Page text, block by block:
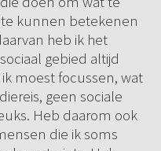
kunnen betekenen
heb ik het
gebied altijd
moest focussen, wat
geen sociale
Heb daarom ook
die ik soms